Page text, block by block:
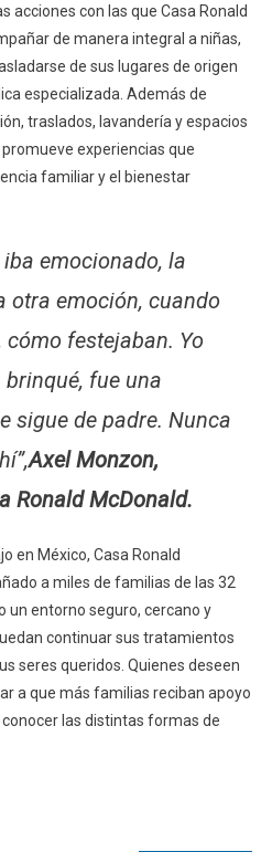
acciones con las que Casa Ronald
de manera integral a niñas,
de sus lugares de origen
especializada. Además de
traslados, lavandería y espacios
experiencias que
familiar y el bienestar
emocionado, la
otra emoción, cuando
festejaban. Yo
fue una
sigue de padre. Nunca
Axel Monzon,
Ronald McDonald.
en México, Casa Ronald
a miles de familias de las 32
un entorno seguro, cercano y
continuar sus tratamientos
seres queridos. Quienes deseen
a que más familias reciban apoyo
conocer las distintas formas de